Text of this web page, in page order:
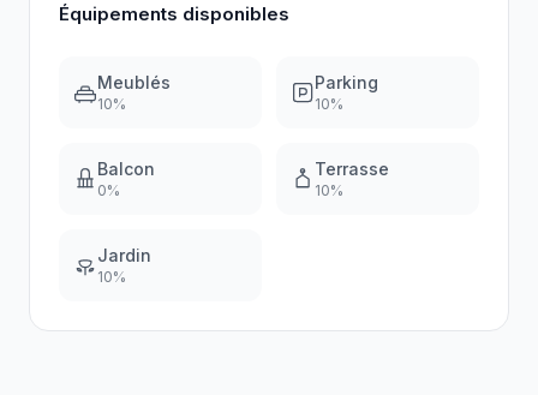
Équipements disponibles
Meublés
10%
Parking
10%
Balcon
0%
Terrasse
10%
Jardin
10%